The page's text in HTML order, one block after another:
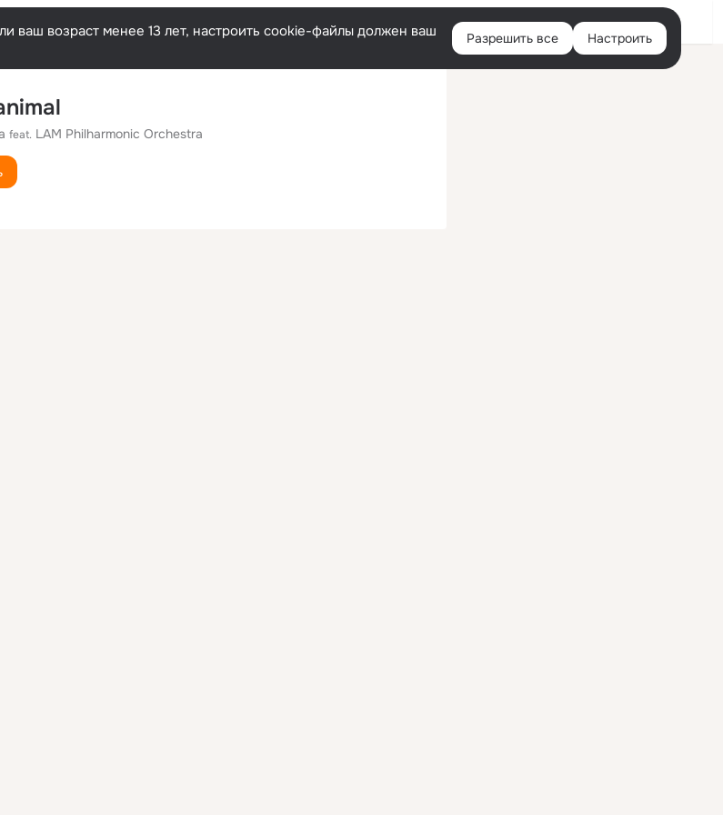
Войти
ваш возраст менее 13 лет, настроить cookie-файлы должен ваш
Разрешить все Настроить
feat. LAM Philharmonic Orchestra